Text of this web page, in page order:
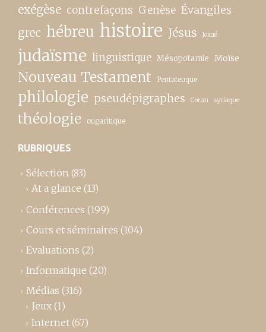
exégèse contrefaçons Genèse Évangiles
grec hébreu histoire Jésus Josué
judaïsme linguistique Mésopotamie Moïse
Nouveau Testament Pentateuque
philologie pseudépigraphes Coran syriaque
théologie ougaritique
RUBRIQUES
Sélection (83)
At a glance (13)
Conférences (199)
Cours et séminaires (104)
Evaluations (2)
Informatique (20)
Médias (316)
Jeux (1)
Internet (67)